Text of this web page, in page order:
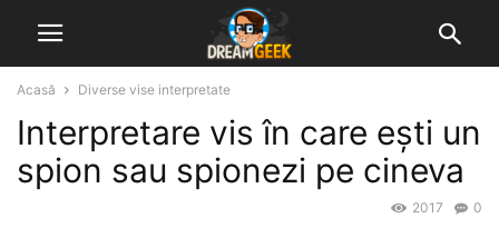
Acasă Diverse vise interpretate
Interpretare vis în care ești un
spion sau spionezi pe cineva
0
2017